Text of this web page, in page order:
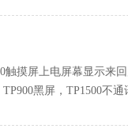
触摸屏上电屏幕显示来
黑屏，TP1500不